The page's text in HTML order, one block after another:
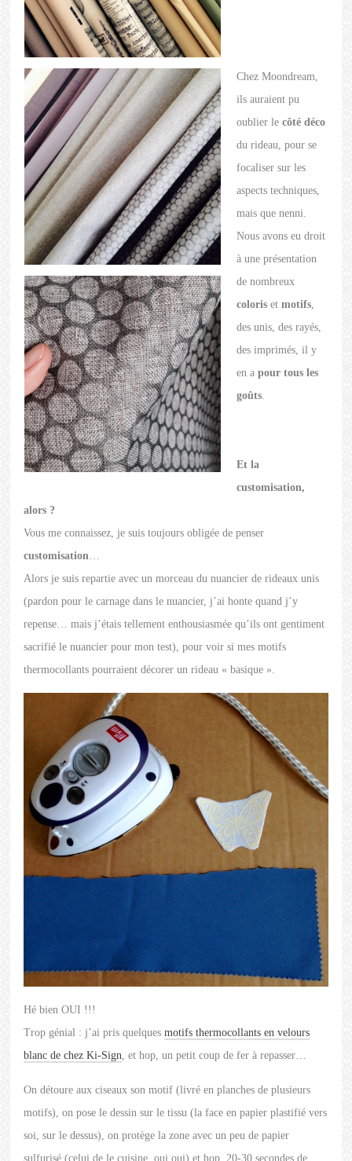
Chez Moondream,
ils auraient pu
oublier lecôté déco
du rideau, pour se
focaliser sur les
aspects techniques,
mais que nenni.
Nous avons eu droit
à une présentation
de nombreux
coloris etmotifs
des unis, des rayés,
des imprimés, il y
en apour tous les
goûts
Et la
customisation,
alors ?
Vous me connaissez, je suis toujours obligée de penser
customisation
Alors je suis repartie avec un morceau du nuancier de rideaux unis
(pardon pour le carnage dans le nuancier, j’ai honte quand j’y
repense… mais j’étais tellement enthousiasmée qu’ils ont gentiment
sacrifié le nuancier pour mon test), pour voir si mes motifs
thermocollants pourraient décorer un rideau « basique ».
Hé bien OUI !!!
Trop génial : j’ai pris quelquesmotifs thermocollants en velours
blanc de chez Ki-Sign , et hop, un petit coup de fer à repasser…
On détoure aux ciseaux son motif (livré en planches de plusieurs
motifs), on pose le dessin sur le tissu (la face en papier plastifié vers
soi, sur le dessus), on protège la zone avec un peu de papier
sulfurisé (celui de le cuisine, oui oui) et hop, 20-30 secondes de